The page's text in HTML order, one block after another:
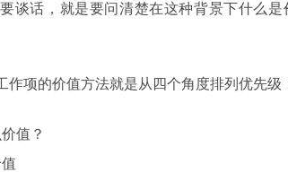
谈话，就是要问清楚在这种背景下什么
作项的价值方法就是从四个角度排列优先级
值？